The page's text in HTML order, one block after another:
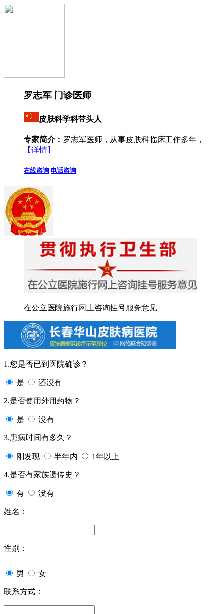
罗志军 门诊医师
皮肤科学科带头人
专家简介： 罗志军医师，从事皮肤科临床工作多年，
【详情】
在线咨询 电话咨询
在公立医院施行网上咨询挂号服务意见
1.您是否已到医院确诊？
是 还没有
2.是否使用外用药物？
是 没有
3.患病时间有多久？
刚发现 半年内 1年以上
4.是否有家族遗传史？
有 没有
姓名：
性别：
男 女
联系方式：